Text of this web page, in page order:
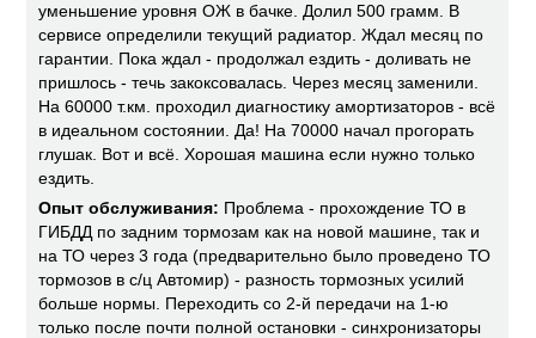
уменьшение уровня ОЖ в бачке. Долил 500 грамм. В
сервисе определили текущий радиатор. Ждал месяц по
гарантии. Пока ждал - продолжал ездить - доливать не
пришлось - течь закоксовалась. Через месяц заменили.
На 60000 т.км. проходил диагностику амортизаторов - всё
в идеальном состоянии. Да! На 70000 начал прогорать
глушак. Вот и всё. Хорошая машина если нужно только
ездить.
Опыт обслуживания: Проблема - прохождение ТО в
ГИБДД по задним тормозам как на новой машине, так и
на ТО через 3 года (предварительно было проведено ТО
тормозов в с/ц Автомир) - разность тормозных усилий
больше нормы. Переходить со 2-й передачи на 1-ю
только после почти полной остановки - синхронизаторы